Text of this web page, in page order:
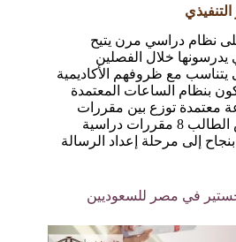
نظام دراسي مرن يتيح
يدرسونها خلال الفصلين
يتناسب مع ظروفهم الأكاديمية
بنظام الساعات المعتمدة
البرنامج نحو 48 ساعة معتمدة توزع بين مقررات
نظرية وتطبيقية، حيث يدرس الطالب 8 مقررات دراسية
بنجاح إلى مرحلة إعداد الرسالة
في مصر للسعوديين